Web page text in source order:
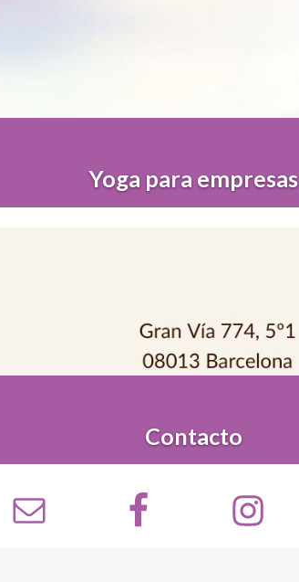
Yoga para empresas
Contacto